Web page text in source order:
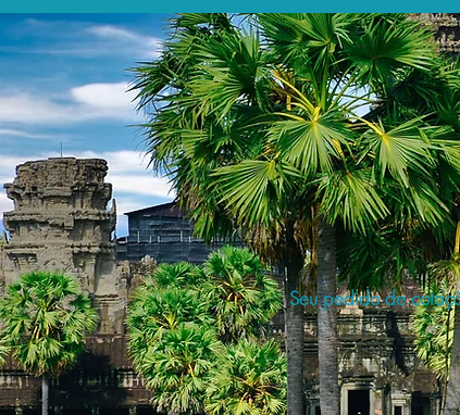
Seu pedido de